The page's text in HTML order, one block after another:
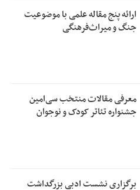
ارائه پنج مقاله علمی با موضوعیت
جنگ و میراث‌فرهنگی
معرفی مقالات منتخب سی‌امین
جشنواره تئاتر کودک و نوجوان
برگزاری نشست ادبی بزرگداشت